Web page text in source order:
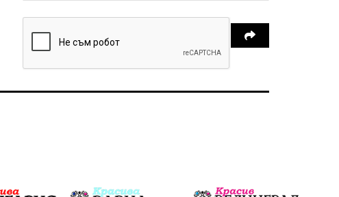
Ивелин Михайлов инфраструктура
здравеопазване задържани